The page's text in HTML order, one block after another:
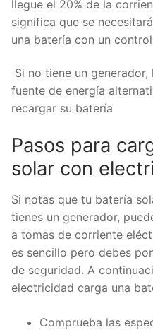
llegue el 20% de la
significa que se
una batería con un
Si no tiene un
fuente de energía
recargar su batería
Pasos para
solar con
Si notas que tu batería
tienes un generador,
a tomas de corriente
es sencillo pero debes
de seguridad. A
electricidad carga una
Comprueba las